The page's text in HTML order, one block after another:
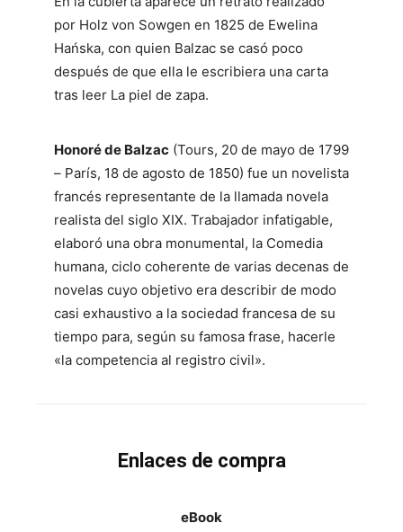
por Holz von Sowgen en 1825 de Ewelina
Hańska, con quien Balzac se casó poco
después de que ella le escribiera una carta
tras leer La piel de zapa.
Honoré de Balzac (Tours, 20 de mayo de 1799
– París, 18 de agosto de 1850) fue un novelista
francés representante de la llamada novela
realista del siglo XIX. Trabajador infatigable,
elaboró una obra monumental, la Comedia
humana, ciclo coherente de varias decenas de
novelas cuyo objetivo era describir de modo
casi exhaustivo a la sociedad francesa de su
tiempo para, según su famosa frase, hacerle
«la competencia al registro civil».
Enlaces de compra
eBook